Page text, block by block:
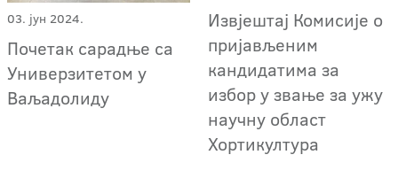
03. јун 2024.
Почетак сарадње са
Универзитетом у
Ваљадолиду
Извјештај Комисије о
пријављеним
кандидатима за
избор у звање за ужу
научну област
Хортикултура